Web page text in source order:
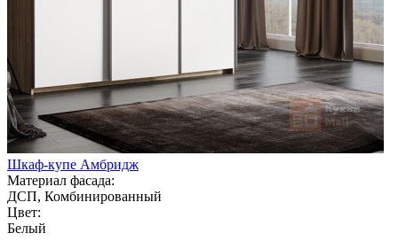
Шкаф-купе Амбридж
Материал фасада:
ДСП, Комбинированный
Цвет:
Белый